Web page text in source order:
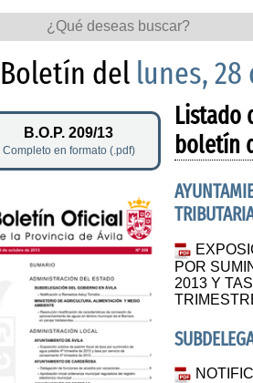
Boletín del lunes, 28
B.O.P. 209/13
Completo en formato (.pdf)
Listado
boletín
POR
2013 Y